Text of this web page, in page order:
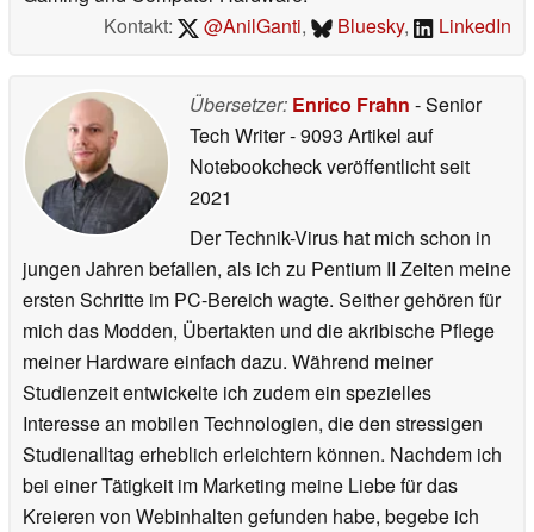
Kontakt:
@AnilGanti, Bluesky, LinkedIn
Übersetzer: Enrico Frahn - Senior
Tech Writer- 9093 Artikel auf
Notebookcheck veröffentlichtseit
2021
Der Technik-Virus hat mich schon in
jungen Jahren befallen, als ich zu Pentium II Zeiten meine
ersten Schritte im PC-Bereich wagte. Seither gehören für
mich das Modden, Übertakten und die akribische Pflege
meiner Hardware einfach dazu. Während meiner
Studienzeit entwickelte ich zudem ein spezielles
Interesse an mobilen Technologien, die den stressigen
Studienalltag erheblich erleichtern können. Nachdem ich
bei einer Tätigkeit im Marketing meine Liebe für das
Kreieren von Webinhalten gefunden habe, begebe ich